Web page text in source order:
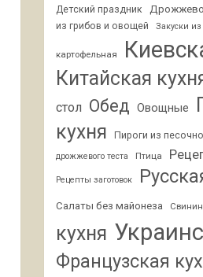
Детский праздник
из грибов и овощей
Закуски
картофельная
Китайская
стол Обед Овощные
кухня
Пироги из
дрожжевого теста
Птица
Рецепты заготовок
Салаты без майонеза
кухня
Французская